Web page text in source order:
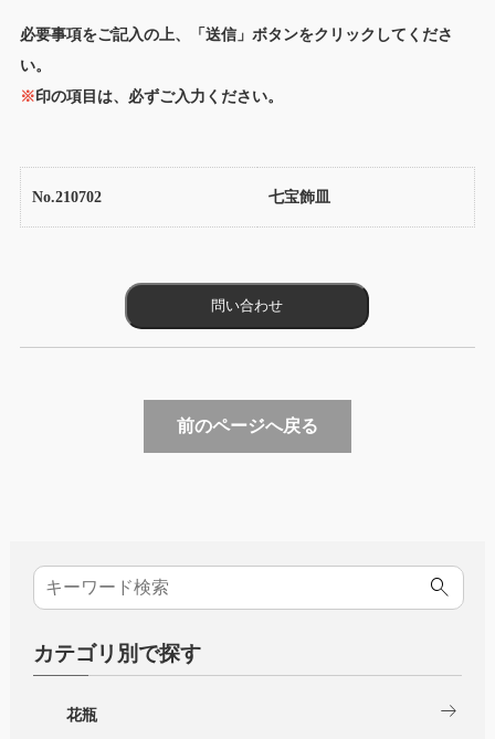
必要事項をご記入の上、「送信」ボタンをクリックしてくださ
い。
※印の項目は、必ずご入力ください。
No.210702 七宝飾皿
前のページへ戻る
カテゴリ別で探す
花瓶 arrow_right_alt